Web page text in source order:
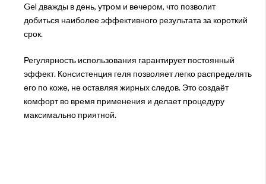
Gel дважды в день, утром и вечером, что позволит
добиться наиболее эффективного результата за короткий
срок.
Регулярность использования гарантирует постоянный
эффект. Консистенция геля позволяет легко распределять
его по коже, не оставляя жирных следов. Это создаёт
комфорт во время применения и делает процедуру
максимально приятной.